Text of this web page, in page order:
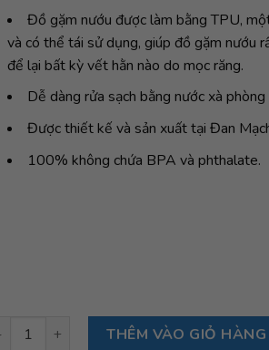
Đồ gặm nướu được làm bằng TPU,
và có thể tái sử dụng, giúp đồ gặm nướu
để lại bất kỳ vết hằn nào do mọc răng.
Dễ dàng rửa sạch bằng nước xà phòng
Được thiết kế và sản xuất tại Đan
100% không chứa BPA và phthalate.
nướu hình sao Bibs Baby Bitie Star,
THÊM VÀO GIỎ HÀNG